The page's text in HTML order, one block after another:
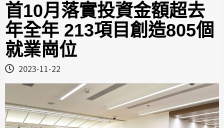
首10月落實投資金額超去
年全年 213項目創造805個
就業崗位
2023-11-22